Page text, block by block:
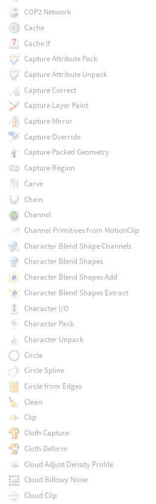
COP2 Network
Cache
Cache If
Capture Attribute Pack
Capture Attribute Unpack
Capture Correct
Capture Layer Paint
Capture Mirror
Capture Override
Capture Packed Geometry
Capture Region
Carve
Chain
Channel
Channel Primitives from MotionClip
Character Blend Shape Channels
Character Blend Shapes
Character Blend Shapes Add
Character Blend Shapes Extract
Character I/O
Character Pack
Character Unpack
Circle
Circle Spline
Circle from Edges
Clean
Clip
Cloth Capture
Cloth Deform
Cloud Adjust Density Profile
Cloud Billowy Noise
Cloud Clip